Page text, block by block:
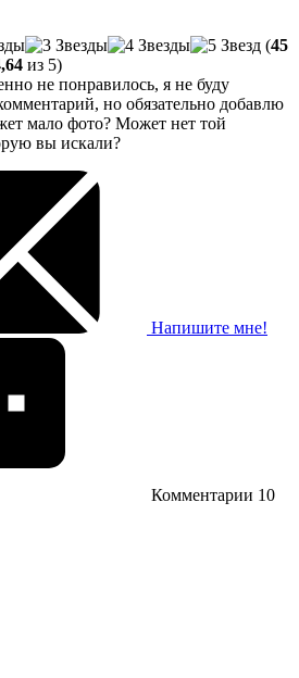
(45
из 5)
не понравилось, я не буду
но обязательно добавлю
мало фото? Может нет той
вы искали?
Напишите мне!
Комментарии 10